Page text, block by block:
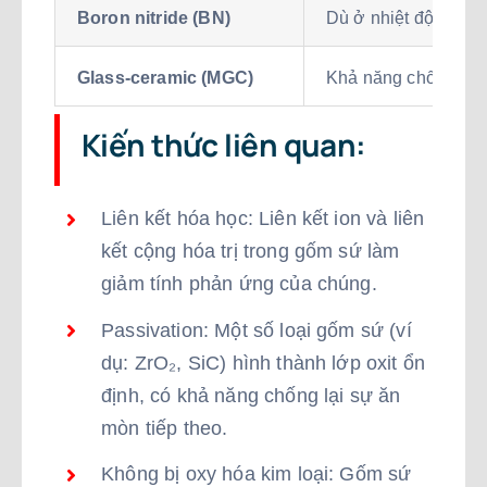
Boron nitride (BN) Dù ở nhiệt độ cao
Glass-ceramic (MGC) Khả năng chống
Kiến thức liên quan:
Liên kết hóa học: Liên kết ion và liên
kết cộng hóa trị trong gốm sứ làm
giảm tính phản ứng của chúng.
Passivation: Một số loại gốm sứ (ví
dụ: ZrO₂, SiC) hình thành lớp oxit ổn
định, có khả năng chống lại sự ăn
mòn tiếp theo.
Không bị oxy hóa kim loại: Gốm sứ